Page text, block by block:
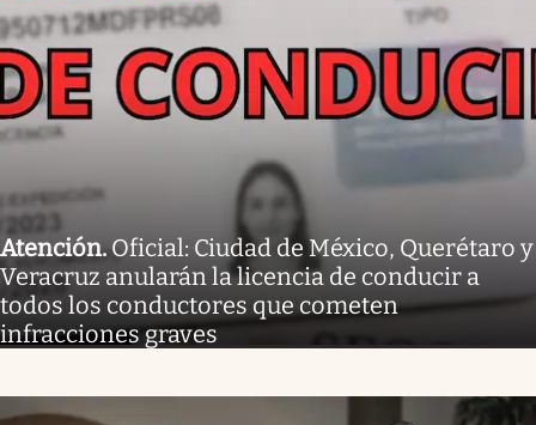
Atención.Oficial: Ciudad de México, Querétaro y
Veracruz anularán la licencia de conducir a
todos los conductores que cometen
infracciones graves